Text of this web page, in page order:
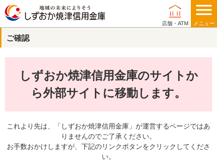
店舗・ATM メニュー
法人・事業主のお客さま
当金庫について
ご確認
しずおか焼津信用金庫のサイトか
ら外部サイトに移動します。
これより先は、「しずおか焼津信用金庫」が運営するページではあ
りませんのでご了承ください。
お手数おかけしますが、下記のリンクボタンをクリックしてくださ
い。